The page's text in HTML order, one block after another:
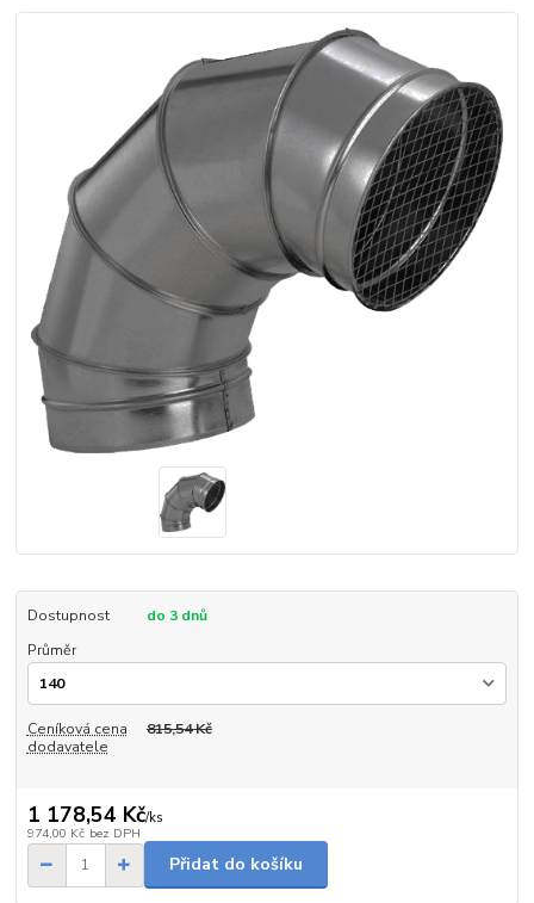
Dostupnost
do 3 dnů
Průměr
Ceníková cena
dodavatele
815,54 Kč
1 178,54 Kč/ks
974,00 Kč bez DPH
Přidat do košíku